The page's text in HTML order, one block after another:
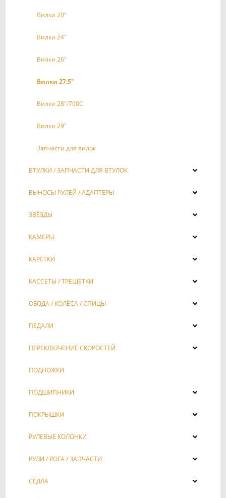
Вилки 20"
Вилки 24"
Вилки 26"
Вилки 27.5"
Вилки 28"/700C
Вилки 29"
Запчасти для вилок
ВТУЛКИ / ЗАПЧАСТИ ДЛЯ ВТУЛОК
ВЫНОСЫ РУЛЕЙ / АДАПТЕРЫ
ЗВЁЗДЫ
КАМЕРЫ
КАРЕТКИ
КАССЕТЫ / ТРЕЩЁТКИ
ОБОДА / КОЛЁСА / СПИЦЫ
ПЕДАЛИ
ПЕРЕКЛЮЧЕНИЕ СКОРОСТЕЙ
ПОДНОЖКИ
ПОДШИПНИКИ
ПОКРЫШКИ
РУЛЕВЫЕ КОЛОНКИ
РУЛИ / РОГА / ЗАПЧАСТИ
СЁДЛА